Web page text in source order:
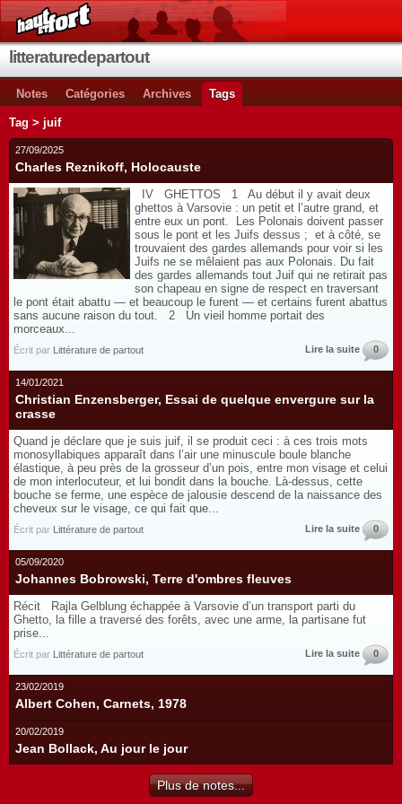
litteraturedepartout
Notes Catégories Archives Tags
Tag > juif
27/09/2025
Charles Reznikoff, Holocauste
IV GHETTOS 1 Au début il y avait deux
ghettos à Varsovie : un petit et l’autre grand, et
entre eux un pont. Les Polonais doivent passer
sous le pont et les Juifs dessus ; et à côté, se
trouvaient des gardes allemands pour voir si les
Juifs ne se mêlaient pas aux Polonais. Du fait
des gardes allemands tout Juif qui ne retirait pas
son chapeau en signe de respect en traversant
le pont était abattu — et beaucoup le furent — et certains furent abattus
sans aucune raison du tout. 2 Un vieil homme portait des
morceaux...
Écrit par Littérature de partout Lire la suite 0
14/01/2021
Christian Enzensberger, Essai de quelque envergure sur la
crasse
Quand je déclare que je suis juif, il se produit ceci : à ces trois mots
monosyllabiques apparaît dans l’air une minuscule boule blanche
élastique, à peu près de la grosseur d’un pois, entre mon visage et celui
de mon interlocuteur, et lui bondit dans la bouche. Là-dessus, cette
bouche se ferme, une espèce de jalousie descend de la naissance des
cheveux sur le visage, ce qui fait que...
Écrit par Littérature de partout Lire la suite 0
05/09/2020
Johannes Bobrowski, Terre d'ombres fleuves
Récit Rajla Gelblung échappée à Varsovie d’un transport parti du
Ghetto, la fille a traversé des forêts, avec une arme, la partisane fut
prise...
Écrit par Littérature de partout Lire la suite 0
23/02/2019
Albert Cohen, Carnets, 1978
20/02/2019
Jean Bollack, Au jour le jour
Plus de notes...